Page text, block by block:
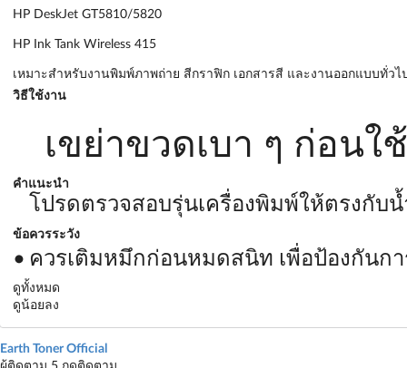
HP DeskJet GT5810/5820
HP Ink Tank Wireless 415
เหมาะสำหรับงานพิมพ์ภาพถ่าย สีกราฟิก เอกสารสี และงานออกแบบทั่วไ
วิธีใช้งาน
เขย่าขวดเบา ๆ ก่อนใ
คำแนะนำ
โปรดตรวจสอบรุ่นเครื่องพิมพ์ให้ตรงกับ
ข้อควรระวัง
ควรเติมหมึกก่อนหมดสนิท เพื่อป้องกันก
ดูทั้งหมด
ดูน้อยลง
Earth Toner Official